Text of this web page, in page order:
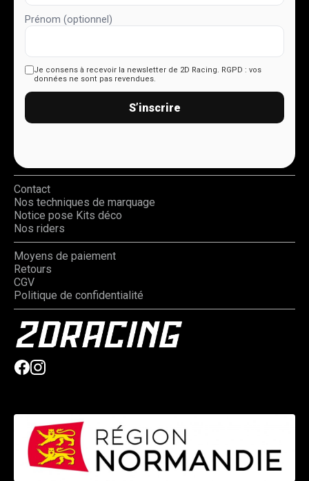
Prénom (optionnel)
Je consens à recevoir la newsletter de 2D Racing. RGPD : vos
données ne sont pas revendues.
S’inscrire
Contact
Nos techniques de marquage
Notice pose Kits déco
Nos riders
Moyens de paiement
Retours
CGV
Politique de confidentialité